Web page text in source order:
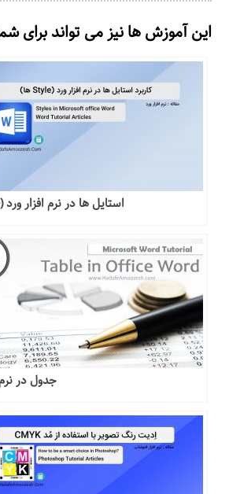
این آموزش ها نیز می تواند برای
استایل ها در نرم افزار ورد (Style ها)
جدول در نرم